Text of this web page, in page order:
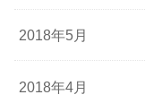
2018年5月
2018年4月